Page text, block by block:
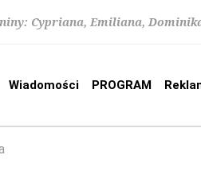
Cypriana, Emiliana,
Wiadomości PROGRAM